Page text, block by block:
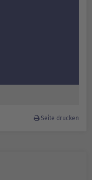
Seite drucken